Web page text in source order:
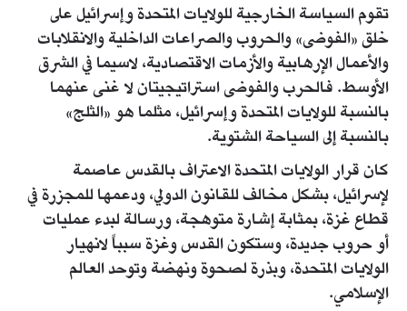
تقوم السياسة الخارجية للولايات المتحدة وإسرائيل على
خلق «الفوضى» والحروب والصراعات الداخلية والانقلابات
والأعمال الإرهابية والأزمات الاقتصادية، لاسيما في الشرق
الأوسط. فالحرب والفوضى استراتيجيتان لا غنى عنهما
بالنسبة للولايات المتحدة وإسرائيل، مثلما هو «الثلج»
بالنسبة إلى السياحة الشتوية.
كان قرار الولايات المتحدة الاعتراف بالقدس عاصمة
لإسرائيل، بشكل مخالف للقانون الدولي، ودعمها للمجزرة في
قطاع غزة، بمثابة إشارة متوهجة، ورسالة لبدء عمليات
أو حروب جديدة، وستكون القدس وغزة سبباً لانهيار
الولايات المتحدة، وبذرة لصحوة ونهضة وتوحد العالم
الإسلامي.